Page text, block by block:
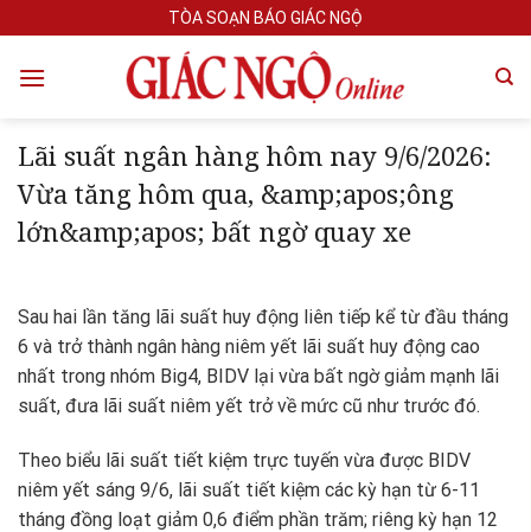
to
content
TÒA SOẠN BÁO GIÁC NGỘ
Lãi suất ngân hàng hôm nay 9/6/2026:
Vừa tăng hôm qua, &amp;apos;ông
lớn&amp;apos; bất ngờ quay xe
Sau hai lần tăng lãi suất huy động liên tiếp kể từ đầu tháng
6 và trở thành ngân hàng niêm yết lãi suất huy động cao
nhất trong nhóm Big4, BIDV lại vừa bất ngờ giảm mạnh lãi
suất, đưa lãi suất niêm yết trở về mức cũ như trước đó.
Theo biểu lãi suất tiết kiệm trực tuyến vừa được BIDV
niêm yết sáng 9/6, lãi suất tiết kiệm các kỳ hạn từ 6-11
tháng đồng loạt giảm 0,6 điểm phần trăm; riêng kỳ hạn 12